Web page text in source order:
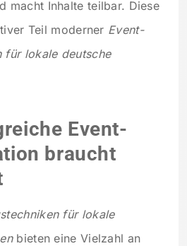
macht Inhalte teilbar. Diese
Teil moderner Event-
für lokale deutsche
Event-
braucht
für lokale
bieten eine Vielzahl an